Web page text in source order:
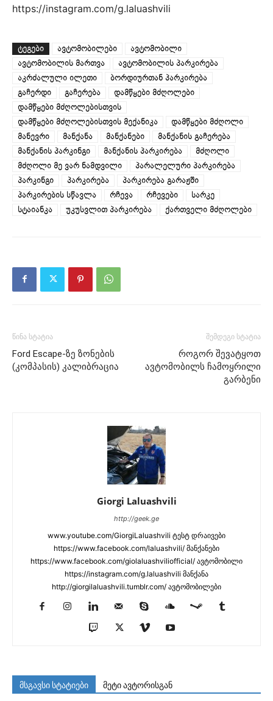
https://instagram.com/g.laluashvili
ᲢᲔᲒᲔᲑᲘ ავტომობილები
ავტომობილი
ავტომობილის მართვა
ავტომობილის პარკირება
აკრძალული ილეთი
ბორდიურთან პარკირება
გაჩერდი
გაჩერება
დამწყები მძღოლები
დამწყები მძღოლებისთვის
დამწყები მძღოლებისთვის მექანიკა
დამწყები მძღოლი
მანევრი
მანქანა მანქანები
მანქანის გაჩერება
მანქანის პარკინგი
მანქანის პარკირება
მძღოლი
მძღოლი მე ვარ ნამდვილი
პარალელური პარკირება
პარკინგი
პარკირება
პარკირება გარაჟში
პარკირების სწავლა
რჩევა რჩევები
სარკე
სტაიანკა
უკუსვლით პარკირება ქართველი მძღოლები
წინა სტატია
Ford Escape-ზე ზონების
(კომპასის) კალიბრაცია
შემდეგი სტატია
როგორ შევატყოთ
ავტომობილს ჩამოყრილი
გარბენი
Giorgi Laluashvili
http://geek.ge
www.youtube.com/GiorgiLaluashvili ტესტ დრაივები
https://www.facebook.com/laluashvili/ მანქანები
https://www.facebook.com/giolaluashviliofficial/ ავტომობილი
https://instagram.com/g.laluashvili მანქანა
http://giorgilaluashvili.tumblr.com/ ავტომობილები
მსგავსი სტატიები მეტი ავტორისგან